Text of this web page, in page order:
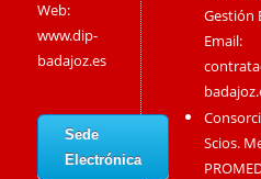
Web:
www.dip-
badajoz.es
Sede
Electrónica
Gestión
Email:
Scios.